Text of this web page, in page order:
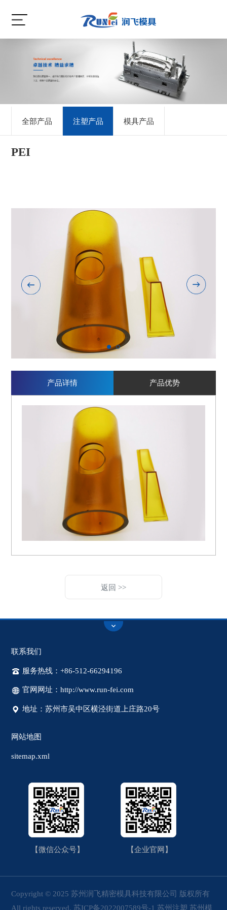
全部产品 注塑产品 模具产品
PEI
1 2
产品详情 产品优势
返回 >>
联系我们
服务热线：+86-512-66294196
官网网址：http://www.run-fei.com
地址：苏州市吴中区横泾街道上庄路20号
网站地图
sitemap.xml
【微信公众号】 【企业官网】
Copyright © 2025 苏州润飞精密模具科技有限公司 版权所有
All rights reserved.苏ICP备2022007589号-1 苏州注塑 苏州模